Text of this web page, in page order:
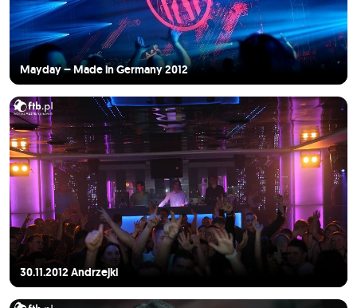
Mayday – Made in Germany 2012
30.11.2012 Andrzejki